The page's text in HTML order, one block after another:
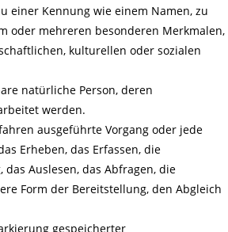
einer Kennung wie einem Namen, zu
oder mehreren besonderen Merkmalen,
kulturellen oder sozialen
natürliche Person, deren
werden.
ausgeführte Vorgang oder jede
Erheben, das Erfassen, die
Auslesen, das Abfragen, die
Form der Bereitstellung, den Abgleich
gespeicherter